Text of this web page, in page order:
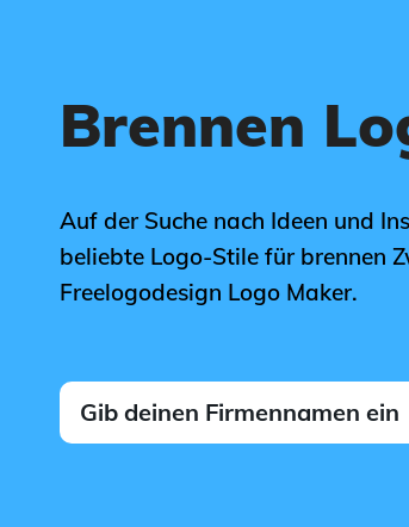
Brennen
Auf der Suche nach Ideen und
beliebte Logo-Stile für brennen
Freelogodesign Logo Maker.